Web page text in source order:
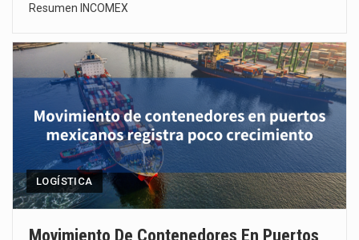
Resumen INCOMEX
LOGÍSTICA
Movimiento De Contenedores En Puertos